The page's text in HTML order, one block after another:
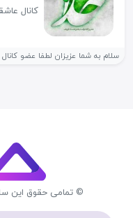
کانال
سلام به شما عزیزان لطفا عضو
© تمامی حقوق این